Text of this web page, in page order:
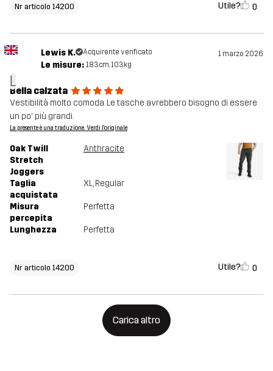
Nr articolo 14200 Utile? 0
L
Lewis K. Acquirente verificato 1 marzo 2026
Le misure: 183cm, 103kg
Bella calzata
Vestibilità molto comoda. Le tasche avrebbero bisogno di essere
un po' più grandi.
La presente è una traduzione. Verdi l'originale
Oak Twill
Stretch
Joggers
Anthracite
Taglia
acquistata
XL, Regular
Misura
percepita
Perfetta
Lunghezza Perfetta
Nr articolo 14200 Utile? 0
Carica altro